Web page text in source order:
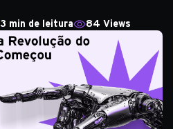
3 min de leitura 84 Views